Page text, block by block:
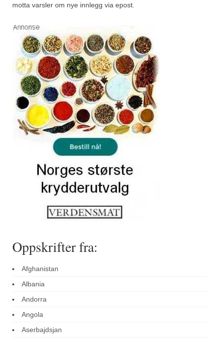
motta varsler om nye innlegg via epost.
Oppskrifter fra:
Afghanistan
Albania
Andorra
Angola
Aserbajdsjan